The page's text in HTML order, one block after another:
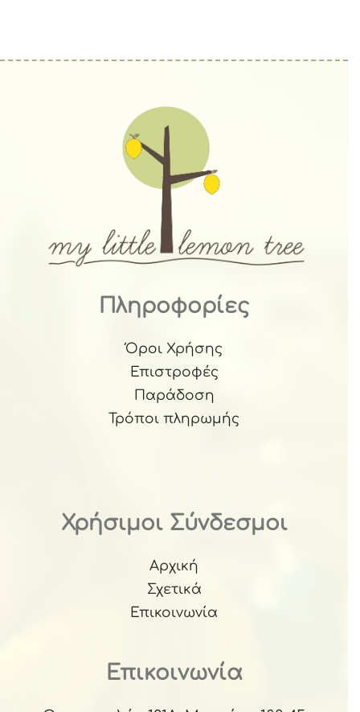
Πληροφορίες
Όροι Χρήσης
Επιστροφές
Παράδοση
Τρόποι πληρωμής
Χρήσιμοι Σύνδεσμοι
Αρχική
Σχετικά
Επικοινωνία
Επικοινωνία